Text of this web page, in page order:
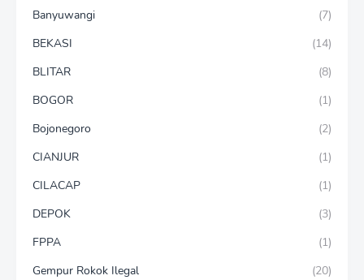
Banyuwangi
(7)
BEKASI
(14)
BLITAR
(8)
BOGOR
(1)
Bojonegoro
(2)
CIANJUR
(1)
CILACAP
(1)
DEPOK
(3)
FPPA
(1)
Gempur Rokok Ilegal
(20)